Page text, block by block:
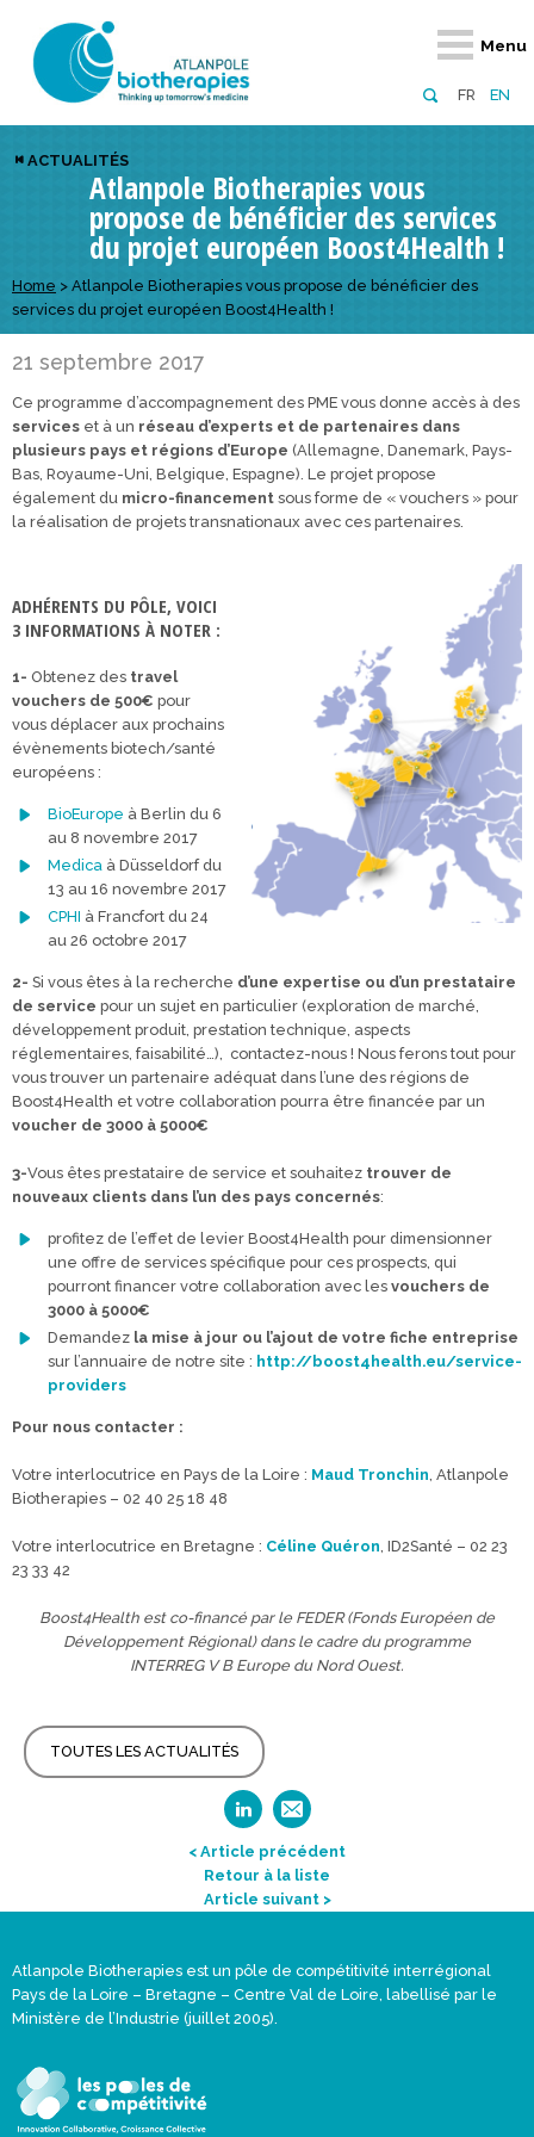
FR EN
Menu
Retour
À propos
Présentation du pôle
Domaines d’excellence
Retour
Numérique
Comité scientifique
Financeurs
Retour
Notre réseau
Membres du pôle
Partenaires
Réseau européen
Retour
Actus, événements, AAP
Actualités
Événements
Appels à projets
Retour
régionaux
européens
Retour
Notre offre
Diversifiez votre réseau
Visez l’international
Développez vos projets d’innovation
Retour
Nous rejoindre
En tant qu’adhérent
En tant que partenaire
Retour
Emploi
Offres d’emploi
Candidatures
ACTUALITÉS
Atlanpole Biotherapies vous
propose de bénéficier des services
du projet européen Boost4Health !
Home > Atlanpole Biotherapies vous propose de bénéficier des
services du projet européen Boost4Health !
21 septembre 2017
Ce programme d’accompagnement des PME vous donne accès à des
services et à un réseau d’experts et de partenaires dans
plusieurs pays et régions d’Europe (Allemagne, Danemark, Pays-
Bas, Royaume-Uni, Belgique, Espagne). Le projet propose
également du micro-financement sous forme de « vouchers » pour
la réalisation de projets transnationaux avec ces partenaires.
ADHÉRENTS DU PÔLE, VOICI
3 INFORMATIONS À NOTER :
1- Obtenez des travel
vouchers de 500€ pour
vous déplacer aux prochains
évènements biotech/santé
européens :
BioEurope à Berlin du 6
au 8 novembre 2017
Medica à Düsseldorf du
13 au 16 novembre 2017
CPHI à Francfort du 24
au 26 octobre 2017
2- Si vous êtes à la recherche d’une expertise ou d’un prestataire
de service pour un sujet en particulier (exploration de marché,
développement produit, prestation technique, aspects
réglementaires, faisabilité…), contactez-nous ! Nous ferons tout pour
vous trouver un partenaire adéquat dans l’une des régions de
Boost4Health et votre collaboration pourra être financée par un
voucher de 3000 à 5000€
3-Vous êtes prestataire de service et souhaitez trouver de
nouveaux clients dans l’un des pays concernés:
profitez de l’effet de levier Boost4Health pour dimensionner
une offre de services spécifique pour ces prospects, qui
pourront financer votre collaboration avec les vouchers de
3000 à 5000€
Demandez la mise à jour ou l’ajout de votre fiche entreprise
sur l’annuaire de notre site : http://boost4health.eu/service-
providers
Pour nous contacter :
Votre interlocutrice en Pays de la Loire : Maud Tronchin, Atlanpole
Biotherapies – 02 40 25 18 48
Votre interlocutrice en Bretagne : Céline Quéron, ID2Santé – 02 23
23 33 42
Boost4Health est co-financé par le FEDER (Fonds Européen de
Développement Régional) dans le cadre du programme
INTERREG V B Europe du Nord Ouest.
TOUTES LES ACTUALITÉS
< Article précédent
Retour à la liste
Article suivant >
Atlanpole Biotherapies est un pôle de compétitivité interrégional
Pays de la Loire – Bretagne – Centre Val de Loire, labellisé par le
Ministère de l’Industrie (juillet 2005).